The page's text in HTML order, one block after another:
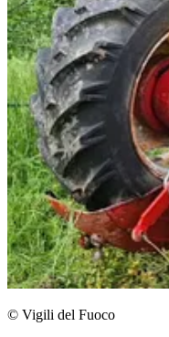
© Vigili del Fuoco